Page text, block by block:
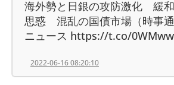
海外勢と日銀の攻防激化 緩
思惑 混乱の国債市場（時事
ニュース https://t.co/
2022-06-16 08:20:10